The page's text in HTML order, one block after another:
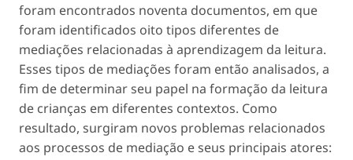
foram encontrados noventa documentos, em que
foram identificados oito tipos diferentes de
mediações relacionadas à aprendizagem da leitura.
Esses tipos de mediações foram então analisados, a
fim de determinar seu papel na formação da leitura
de crianças em diferentes contextos. Como
resultado, surgiram novos problemas relacionados
aos processos de mediação e seus principais atores: